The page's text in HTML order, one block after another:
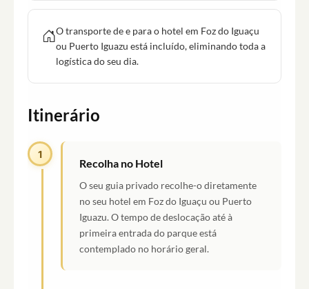
O transporte de e para o hotel em Foz do Iguaçu
ou Puerto Iguazu está incluído, eliminando toda a
logística do seu dia.
Itinerário
1
Recolha no Hotel
O seu guia privado recolhe-o diretamente
no seu hotel em Foz do Iguaçu ou Puerto
Iguazu. O tempo de deslocação até à
primeira entrada do parque está
contemplado no horário geral.